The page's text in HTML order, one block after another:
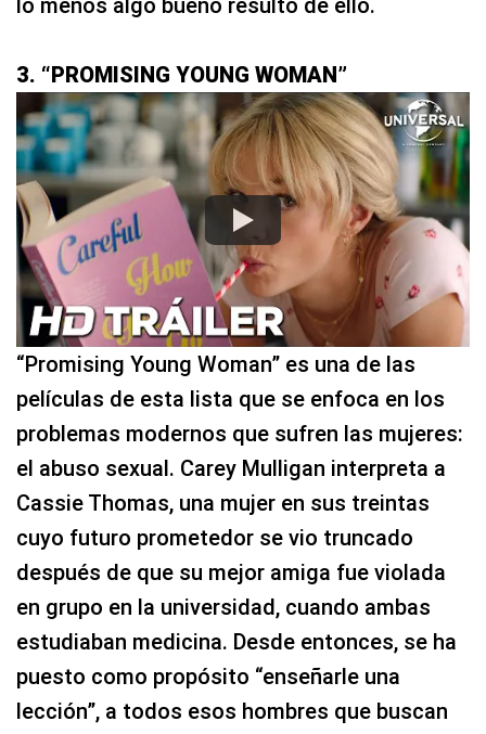
lo menos algo bueno resultó de ello.
3. “PROMISING YOUNG WOMAN”
“Promising Young Woman” es una de las
películas de esta lista que se enfoca en los
problemas modernos que sufren las mujeres:
el abuso sexual. Carey Mulligan interpreta a
Cassie Thomas, una mujer en sus treintas
cuyo futuro prometedor se vio truncado
después de que su mejor amiga fue violada
en grupo en la universidad, cuando ambas
estudiaban medicina. Desde entonces, se ha
puesto como propósito “enseñarle una
lección”, a todos esos hombres que buscan